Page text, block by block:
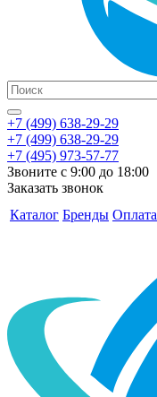
+7 (499) 638-29-29
+7 (499) 638-29-29
+7 (495) 973-57-77
Звоните с 9:00 до 18:00
Заказать звонок
Каталог Бренды Оплата